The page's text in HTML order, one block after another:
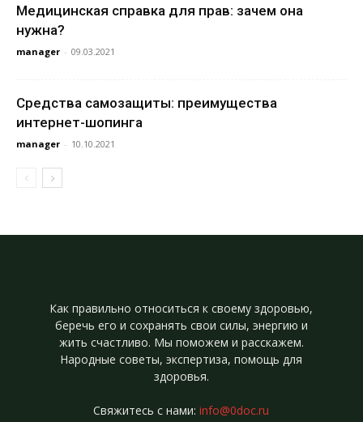
Медицинская справка для прав: зачем она
нужна?
manager - 09.03.2021
Средства самозащиты: преимущества
интернет-шопинга
manager - 10.10.2021
Как правильно относиться к своему здоровью,
беречь его и сохранять свои силы, энергию и
жить счастливо. Мы поможем и расскажем.
Народные советы, экспертиза, помощь для
здоровья.
Свяжитесь с нами:info@0doc.ru